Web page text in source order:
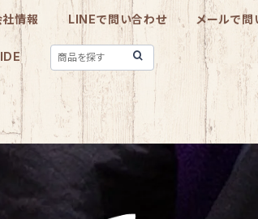
社情報 LINEで問い合わせ メールで問